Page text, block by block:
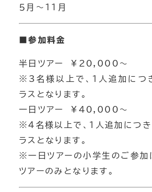
５月～１１月
■参加料金
半日ツアー ¥20,000～
※3名様以上で、1人追加に
ラスとなります。
一日ツアー ¥40,000～
※4名様以上で、1人追加につ
ラスとなります。
※一日ツアーの小学生のご参加
ツアーのみとなります。